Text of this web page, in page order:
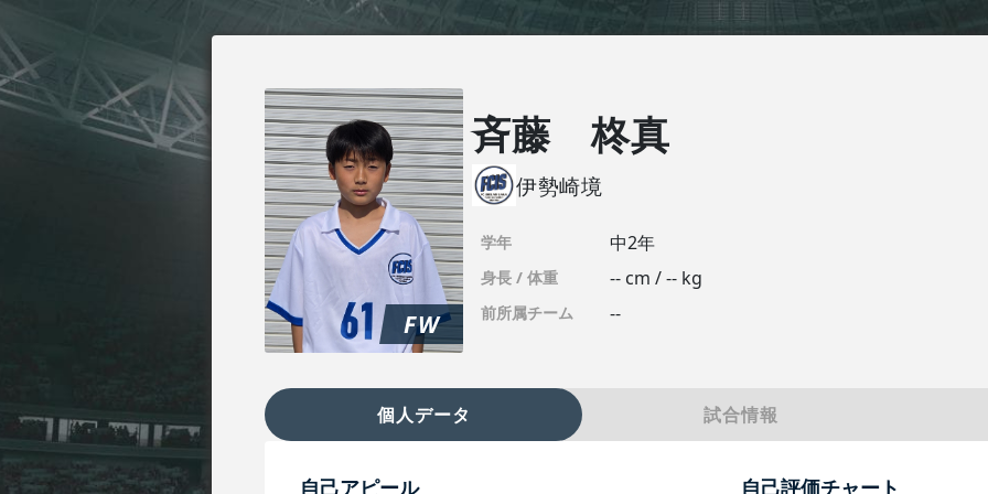
FW
斉藤 柊真
伊勢崎境
学年 中2年
身長 / 体重 -- cm / -- kg
前所属チーム --
個人データ 試合情報
自己アピール 自己評価チャート